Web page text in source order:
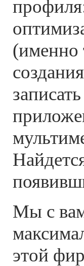
(именно
Мы с
этой